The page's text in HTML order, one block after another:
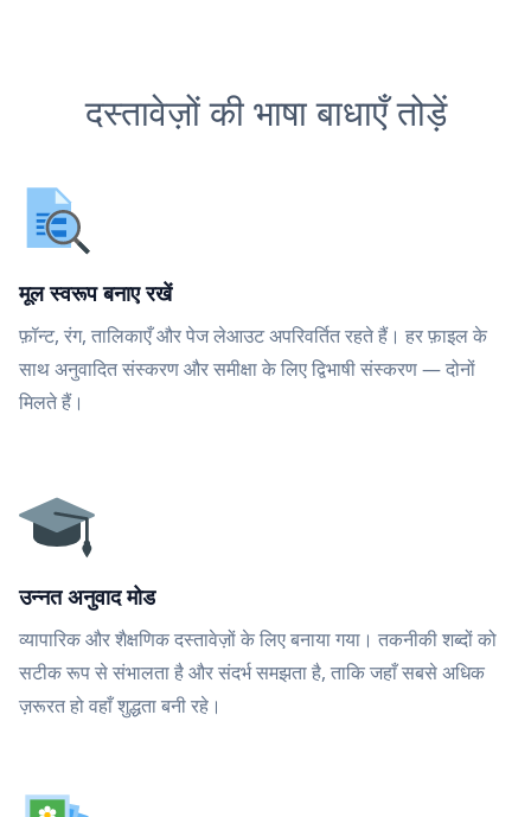
दस्तावेज़ों की भाषा बाधाएँ तोड़ें
मूल स्वरूप बनाए रखें
फ़ॉन्ट, रंग, तालिकाएँ और पेज लेआउट अपरिवर्तित रहते हैं। हर फ़ाइल के
साथ अनुवादित संस्करण और समीक्षा के लिए द्विभाषी संस्करण — दोनों
मिलते हैं।
उन्नत अनुवाद मोड
व्यापारिक और शैक्षणिक दस्तावेज़ों के लिए बनाया गया। तकनीकी शब्दों को
सटीक रूप से संभालता है और संदर्भ समझता है, ताकि जहाँ सबसे अधिक
ज़रूरत हो वहाँ शुद्धता बनी रहे।